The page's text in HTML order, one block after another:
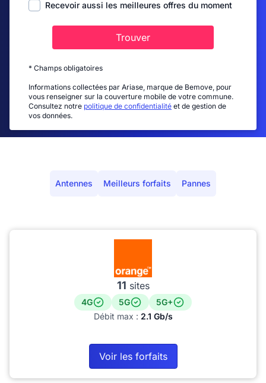
Recevoir aussi les meilleures offres du moment
Trouver
* Champs obligatoires
Informations collectées par Ariase, marque de Bemove, pour
vous renseigner sur la couverture mobile de votre commune.
Consultez notre politique de confidentialité et de gestion de
vos données.
Antennes Meilleurs forfaits Pannes
11 sites
4G 5G
5G+
Débit max : 2.1 Gb/s
Voir les forfaits